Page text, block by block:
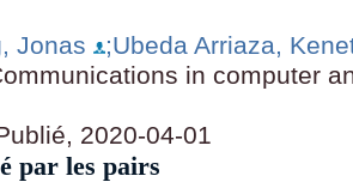
Jonas
;Ubeda Arriaza,
in computer
2020-04-01
par les pairs